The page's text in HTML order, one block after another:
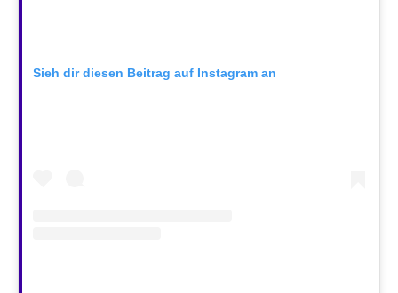
Sieh dir diesen Beitrag auf Instagram an